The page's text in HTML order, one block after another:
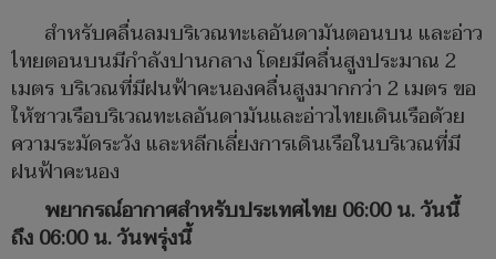
สำหรับคลื่นลมบริเวณทะเลอันดามันตอนบน และอ่าว
ไทยตอนบนมีกำลังปานกลาง โดยมีคลื่นสูงประมาณ 2
เมตร บริเวณที่มีฝนฟ้าคะนองคลื่นสูงมากกว่า 2 เมตร ขอ
ให้ชาวเรือบริเวณทะเลอันดามันและอ่าวไทยเดินเรือด้วย
ความระมัดระวัง และหลีกเลี่ยงการเดินเรือในบริเวณที่มี
ฝนฟ้าคะนอง
พยากรณ์อากาศสำหรับประเทศไทย 06:00 น. วันนี้
ถึง 06:00 น. วันพรุ่งนี้